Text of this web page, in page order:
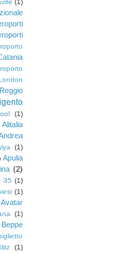
(1)
(1)
Alitalia
(1)
Apulia
(2)
35 (1)
(1)
Avatar
(1)
Beppe
(1)